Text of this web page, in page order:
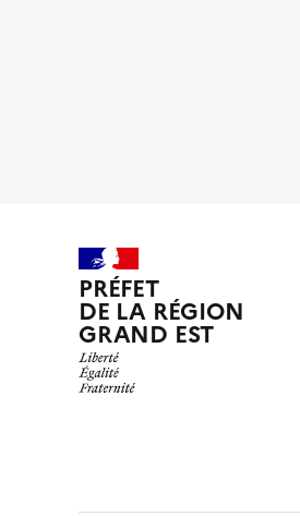
PRÉFET
DE LA RÉGION
GRAND EST